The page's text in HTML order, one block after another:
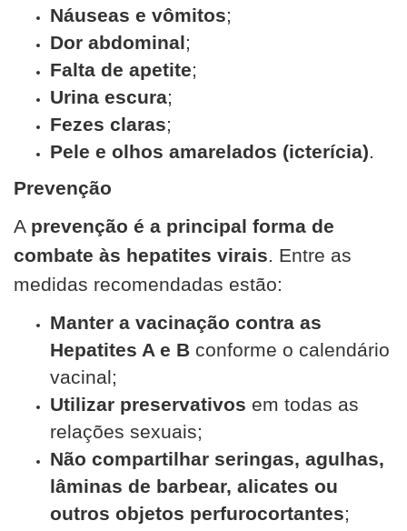
Náuseas e vômitos;
Dor abdominal;
Falta de apetite;
Urina escura;
Fezes claras;
Pele e olhos amarelados (icterícia).
Prevenção
A prevenção é a principal forma de
combate às hepatites virais. Entre as
medidas recomendadas estão:
Manter a vacinação contra as
Hepatites A e B conforme o calendário
vacinal;
Utilizar preservativos em todas as
relações sexuais;
Não compartilhar seringas, agulhas,
lâminas de barbear, alicates ou
outros objetos perfurocortantes;